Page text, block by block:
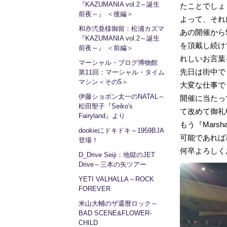
『KAZUMANIA vol.2～誕生
前夜～』 ＜後編＞
和亦弍亜様御留：松浦カズマ
『KAZUMANIA vol.2～誕生
前夜～』 ＜前編＞
マーシャル・ブログ博物館
第11回：マーシャル・タイム
マシン＜その5＞
伊藤ショボン太一のNATAL～
松田聖子『Seiko's
Fairyland』より
dookieにドキドキ～1959BJA
登場！
D_Drive Seiji：地獄のJET
Drive～三本の矢ツアー
YETI VALHALLA～ROCK
FOREVER
米山大輔のザ還暦ロック～
BAD SCENE&FLOWER-
CHILD
たことでし
よって、そ
あの開催か
を頂戴し続
れしいお言
先日は街中
大変な仕事
開催に当た
て改めて御
もう『
可能であれ
何卒よろし